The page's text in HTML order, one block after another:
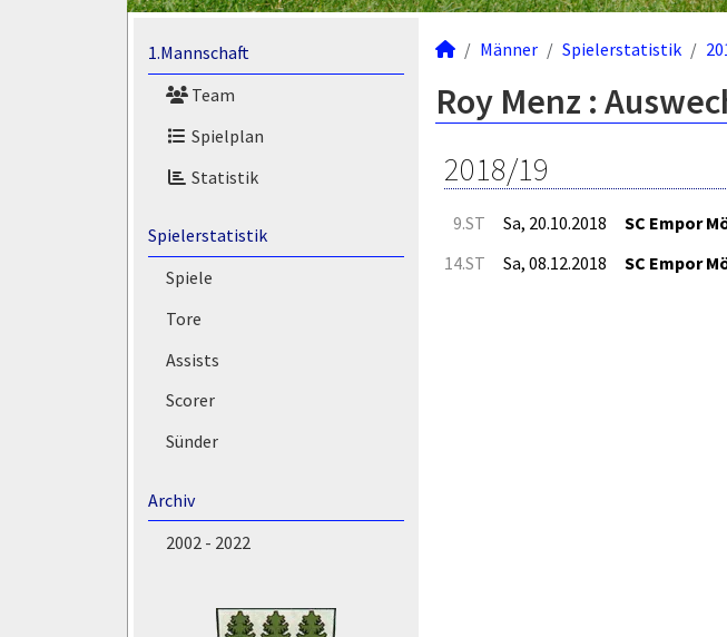
1.Mannschaft
Team
Spielplan
Statistik
Spielerstatistik
Spiele
Tore
Assists
Scorer
Sünder
Archiv
2002 - 2022
Männer Spielerstatistik
Roy Menz :
2018/19
9.ST Sa, 20.10.2018 SC Empor
14.ST Sa, 08.12.2018 SC Empor